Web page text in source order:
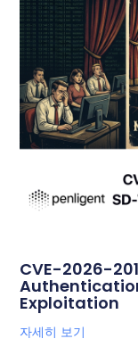
CVE-2026-
Exploitation
자세히 보기